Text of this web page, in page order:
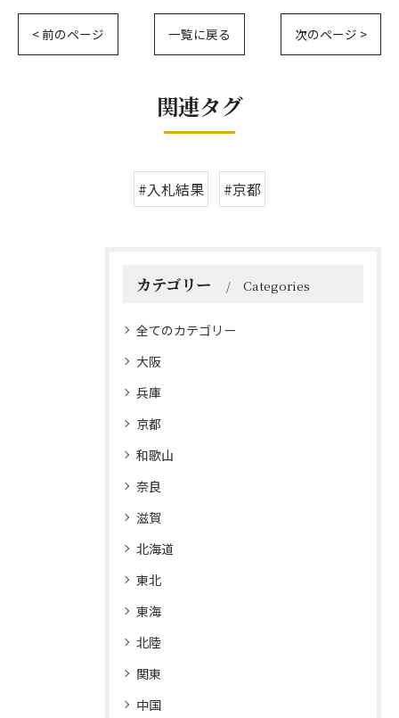
< 前のページ 一覧に戻る 次のページ >
関連タグ
#入札結果 #京都
カテゴリー Categories
全てのカテゴリー
大阪
兵庫
京都
和歌山
奈良
滋賀
北海道
東北
東海
北陸
関東
中国